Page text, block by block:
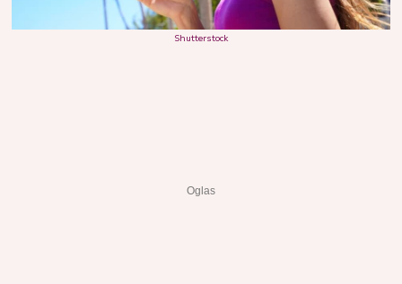
Shutterstock